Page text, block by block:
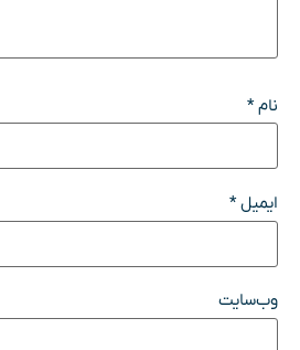
نام*
ایمیل*
وب‌سایت